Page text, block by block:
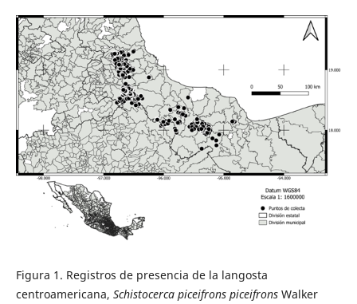
Figura 1. Registros de presencia de la langosta
centroamericana, Schistocerca piceifrons piceifronsWalker